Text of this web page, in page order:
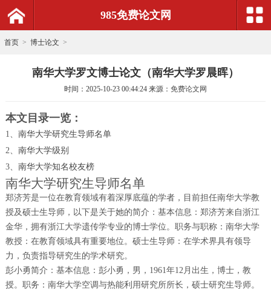
985免费论文网
首页 > 博士论文 >
南华大学罗文博士论文（南华大学罗晨晖）
时间： 2025-10-23 00:44:24 来源： 免费论文网
本文目录一览：
1、 南华大学研究生导师名单
2、 南华大学级别
3、 南华大学知名校友榜
南华大学研究生导师名单
郑济芳是一位在教育领域有着深厚底蕴的学者，目前担任南华大学教
授及硕士生导师，以下是关于她的简介：基本信息：郑济芳来自浙江
金华，拥有浙江大学遗传学专业的博士学位。职务与职称：南华大学
教授：在教育领域具有重要地位。硕士生导师：在学术界具有领导
力，负责指导研究生的学术研究。
彭小勇简介：基本信息：彭小勇，男，1961年12月出生，博士，教
授。职务：南华大学空调与热能利用研究所所长，硕士研究生导师。